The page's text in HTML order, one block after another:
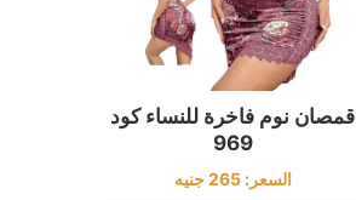
قمصان نوم فاخرة للنساء كود
969
السعر:265 جنيه